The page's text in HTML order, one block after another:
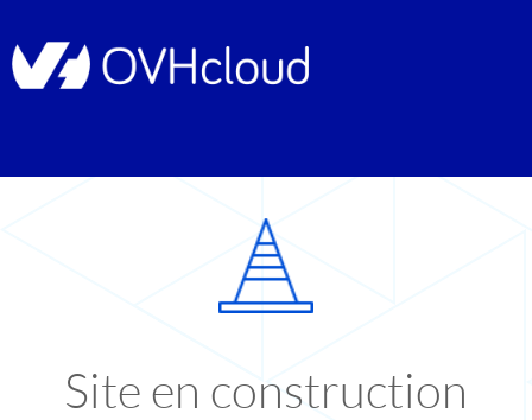
Site en construction